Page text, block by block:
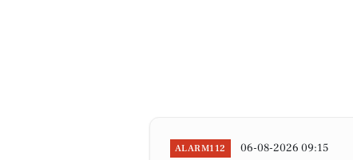
ALARM112 06-08-2026 09:15